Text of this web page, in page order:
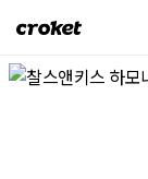
크
켓